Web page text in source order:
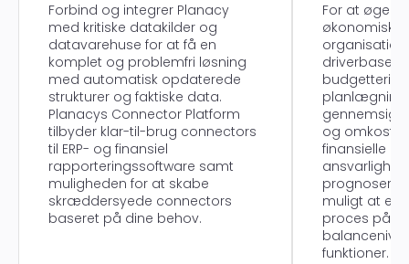
Forbind og integrer Planacy
med kritiske datakilder og
datavarehuse for at få en
komplet og problemfri løsning
med automatisk opdaterede
strukturer og faktiske data.
Planacys Connector Platform
tilbyder klar-til-brug connectors
til ERP- og finansiel
rapporteringssoftware samt
muligheden for at skabe
skræddersyede connectors
baseret på dine behov.
For at øge
økonomiske
og
finansielle
prognoser.
muligt at
proces på
funktioner.